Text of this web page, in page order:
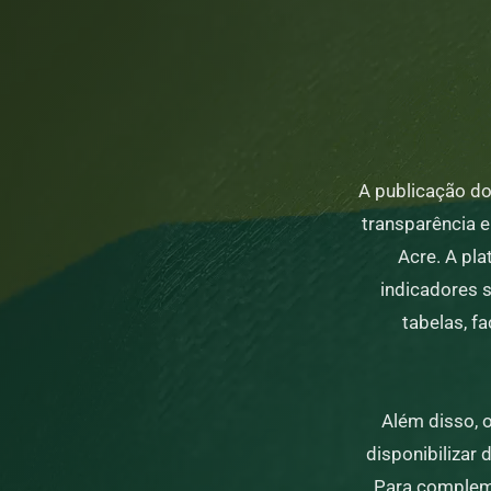
A publicação
transparência
Acre. A
indicadores
tabelas,
Além disso,
disponibilizar
Para